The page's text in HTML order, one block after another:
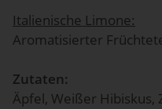
Italienische Limone:
Aromatisierter
Zutaten:
Äpfel, Weißer Hibiskus,